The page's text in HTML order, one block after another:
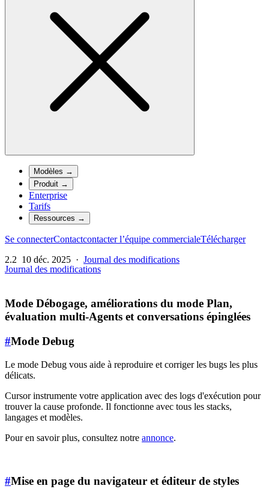
Modèles →
Produit →
Enterprise
Tarifs
Ressources →
Se connecterContactcontacter l’équipe commercialeTélécharger
2.2 10 déc. 2025 · Journal des modifications
Journal des modifications
Mode Débogage, améliorations du mode Plan,
évaluation multi-Agents et conversations épinglées
#Mode Debug
Le mode Debug vous aide à reproduire et corriger les bugs les plus
délicats.
Cursor instrumente votre application avec des logs d'exécution pour
trouver la cause profonde. Il fonctionne avec tous les stacks,
langages et modèles.
Pour en savoir plus, consultez notre annonce.
#Mise en page du navigateur et éditeur de styles